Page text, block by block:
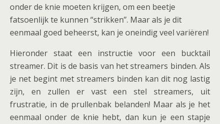
onder de knie moeten krijgen, om een beetje
fatsoenlijk te kunnen “strikken”. Maar als je dit
eenmaal goed beheerst, kan je oneindig veel variëren!
Hieronder staat een instructie voor een bucktail
streamer. Dit is de basis van het streamers binden. Als
je net begint met streamers binden kan dit nog lastig
zijn, en zullen er vast een stel streamers, uit
frustratie, in de prullenbak belanden! Maar als je het
eenmaal onder de knie hebt, dan kun je een stapje